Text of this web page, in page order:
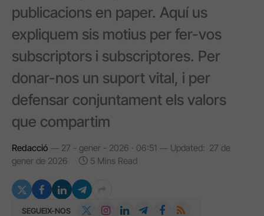
publicacions en paper. Aquí us
expliquem sis motius per fer-vos
subscriptors i subscriptores. Per
donar-nos un suport vital, i per
defensar conjuntament els valors
que compartim
Redacció 27 - gener - 2026 · 06:51 Updated: 27 de
gener de 2026
5 Mins Read
SEGUEIX-NOS InstagramLinkedInTelegramFacebook
RSS